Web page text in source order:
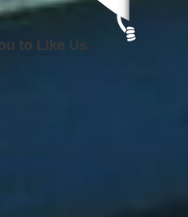
to Like Us